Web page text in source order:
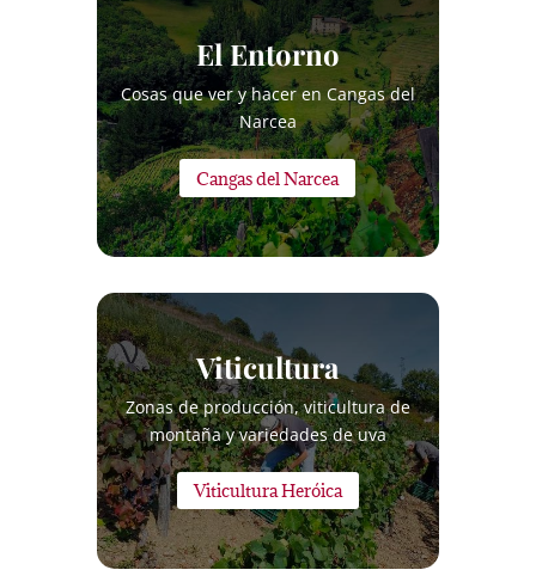
El Entorno
Cosas que ver y hacer en Cangas del
Narcea
Cangas del Narcea
Viticultura
Zonas de producción, viticultura de
montaña y variedades de uva
Viticultura Heróica